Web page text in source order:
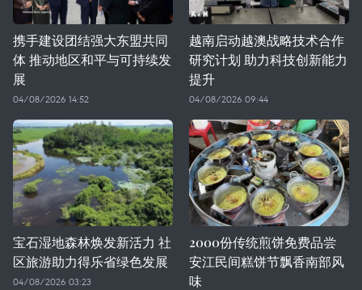
携手建设团结强大东盟共同
体 推动地区和平与可持续发
展
04/08/2026 14:52
越南启动越澳战略技术合作
研究计划 助力科技创新能力
提升
04/08/2026 09:44
宝石湿地森林焕发新活力 社
区旅游助力得乐省绿色发展
04/08/2026 03:23
2000份传统煎饼免费品尝
安江民间糕饼节飘香南部风
味